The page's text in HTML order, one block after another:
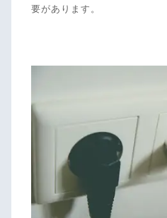
要があります。